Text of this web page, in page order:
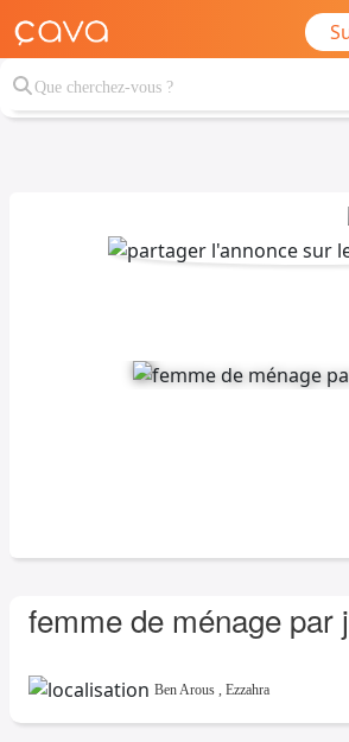
femme de ménage par
Ben Arous , Ezzahra